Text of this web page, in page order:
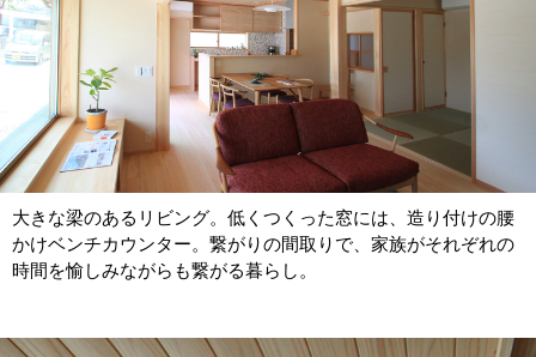
大きな梁のあるリビング。低くつくった窓には、造り付けの腰
かけベンチカウンター。繋がりの間取りで、家族がそれぞれの
時間を愉しみながらも繋がる暮らし。